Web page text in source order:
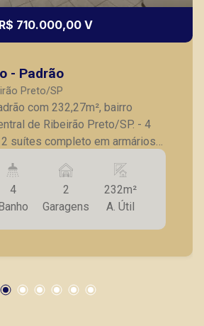
Spadaro
119074 - Venda
DE PLANTÃO
Mariotti
DE PLANTÃO
R$ 710.000,00 V
- Padrão
Preto/SP
com 232,27m², bairro
de Ribeirão Preto/SP. - 4
suítes completo em armários
- Lavabo; - Sala para 3
- Cozinha planejada; -
- Quarto de serviço; -
- 2 vagas de garagem. A
objetivo atender seus
prontos, usados ou mesmo
4
2
Garagens
232m²
A. Útil